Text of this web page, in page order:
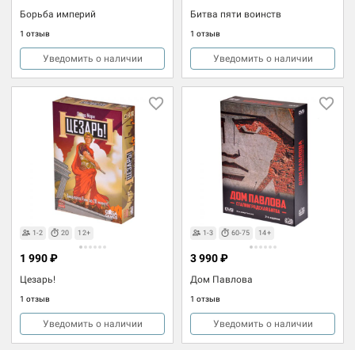
Борьба империй
1 отзыв
Уведомить о наличии
Битва пяти воинств
1 отзыв
Уведомить о наличии
1-2 20 12+
Цезарь!
1 отзыв
1 990 ₽
Уведомить о наличии
1-3 60-75 14+
Дом Павлова
1 отзыв
3 990 ₽
Уведомить о наличии